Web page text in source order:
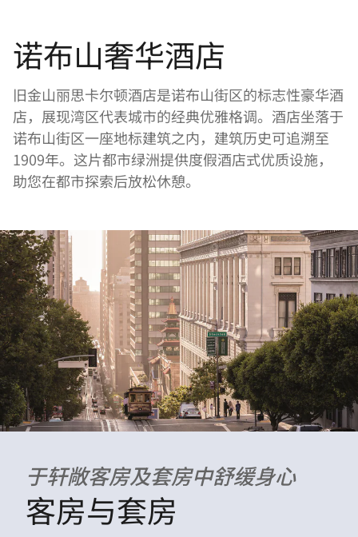
诺布山奢华酒店
旧金山丽思卡尔顿酒店是诺布山街区的标志性豪华酒
店，展现湾区代表城市的经典优雅格调。酒店坐落于
诺布山街区一座地标建筑之内，建筑历史可追溯至
1909年。这片都市绿洲提供度假酒店式优质设施，
助您在都市探索后放松休憩。
于轩敞客房及套房中舒缓身心
客房与套房